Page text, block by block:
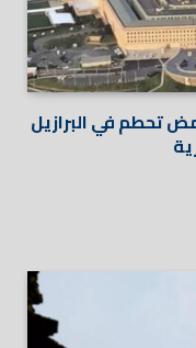
تحطم في البرازيل